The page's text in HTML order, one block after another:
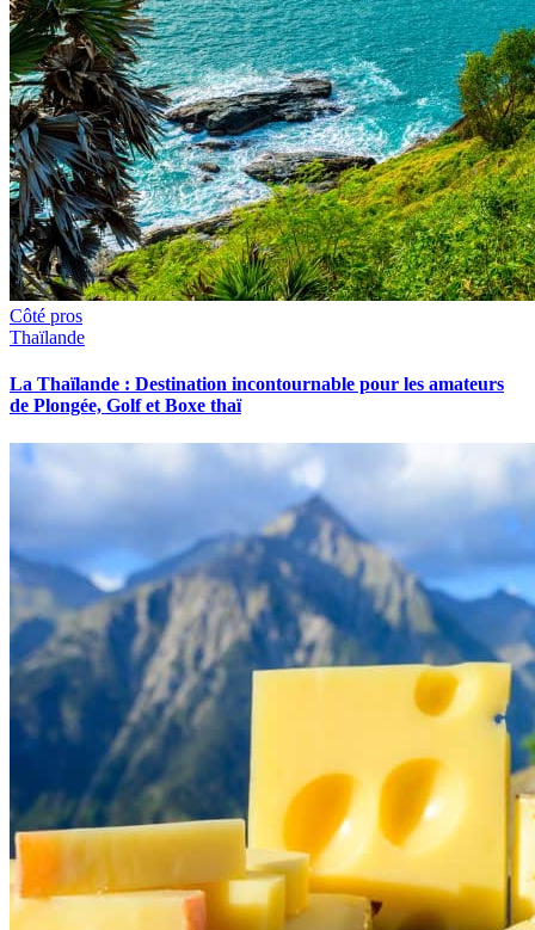
Côté pros
Thaïlande
La Thaïlande : Destination incontournable pour les amateurs
de Plongée, Golf et Boxe thaï